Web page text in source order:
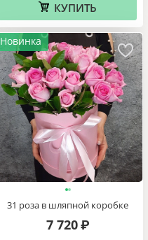
КУПИТЬ
Новинка
31 роза в шляпной коробке
7 720 ₽